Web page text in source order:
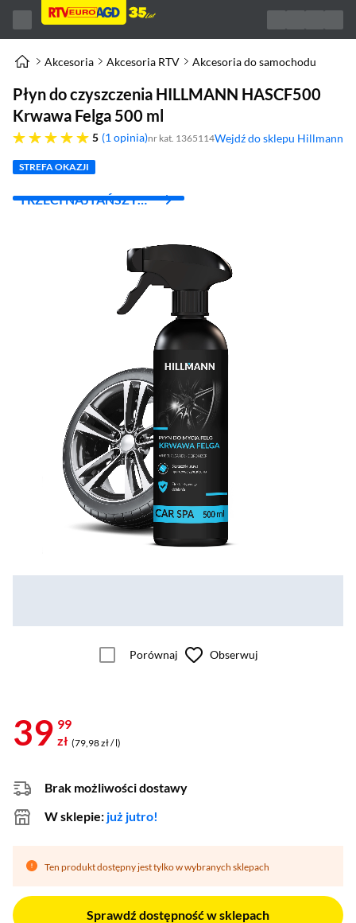
Akcesoria Akcesoria RTV Akcesoria do samochodu
Płyn do czyszczenia HILLMANN HASCF500
Krwawa Felga 500 ml
5
pięć gwiazdek 1 opinia nr kat. 1365114Wejdź do sklepu Hillmann
(otworzy się w nowym oknie)
STREFA OKAZJI
TRZECI NAJTAŃSZY
Porównaj Obserwuj
39 99
zł (79,98 zł / l)
Brak możliwości dostawy
W sklepie: już jutro!
Ten produkt dostępny jest tylko w wybranych sklepach
Sprawdź dostępność w sklepach